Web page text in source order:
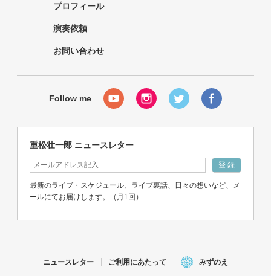
プロフィール
演奏依頼
お問い合わせ
重松壮一郎 ニュースレター
最新のライブ・スケジュール、ライブ裏話、日々の想いなど、メ
ールにてお届けします。（月1回）
ニュースレター ご利用にあたって みずのえ